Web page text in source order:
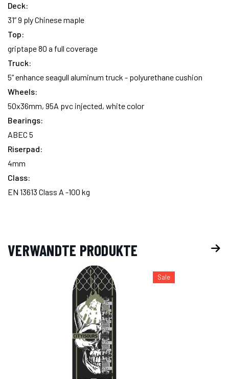
Deck:
31” 9 ply Chinese maple
Top:
griptape 80 a full coverage
Truck:
5” enhance seagull aluminum truck - polyurethane cushion
Wheels:
50x36mm, 95A pvc injected, white color
Bearings:
ABEC 5
Riserpad:
4mm
Class:
EN 13613 Class A -100 kg
VERWANDTE PRODUKTE
Sale